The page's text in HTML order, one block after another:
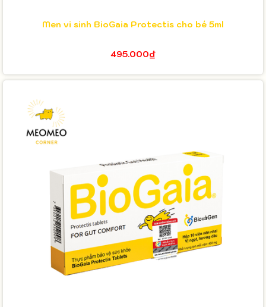
Men vi sinh BioGaia Protectis cho bé 5ml
495.000₫